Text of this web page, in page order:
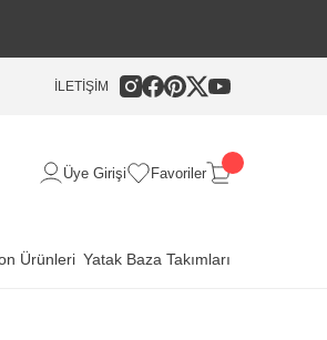
İLETİŞİM
Üye Girişi Favoriler
Ürünleri Yatak Baza Takımları